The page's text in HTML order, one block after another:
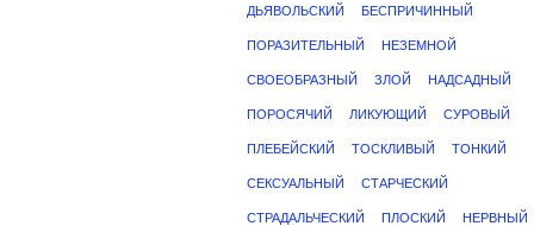
ДЬЯВОЛЬСКИЙ БЕСПРИЧИННЫЙ
ПОРАЗИТЕЛЬНЫЙ НЕЗЕМНОЙ
СВОЕОБРАЗНЫЙ ЗЛОЙ НАДСАДНЫЙ
ПОРОСЯЧИЙ ЛИКУЮЩИЙ СУРОВЫЙ
ПЛЕБЕЙСКИЙ ТОСКЛИВЫЙ ТОНКИЙ
СЕКСУАЛЬНЫЙ СТАРЧЕСКИЙ
СТРАДАЛЬЧЕСКИЙ ПЛОСКИЙ НЕРВНЫЙ